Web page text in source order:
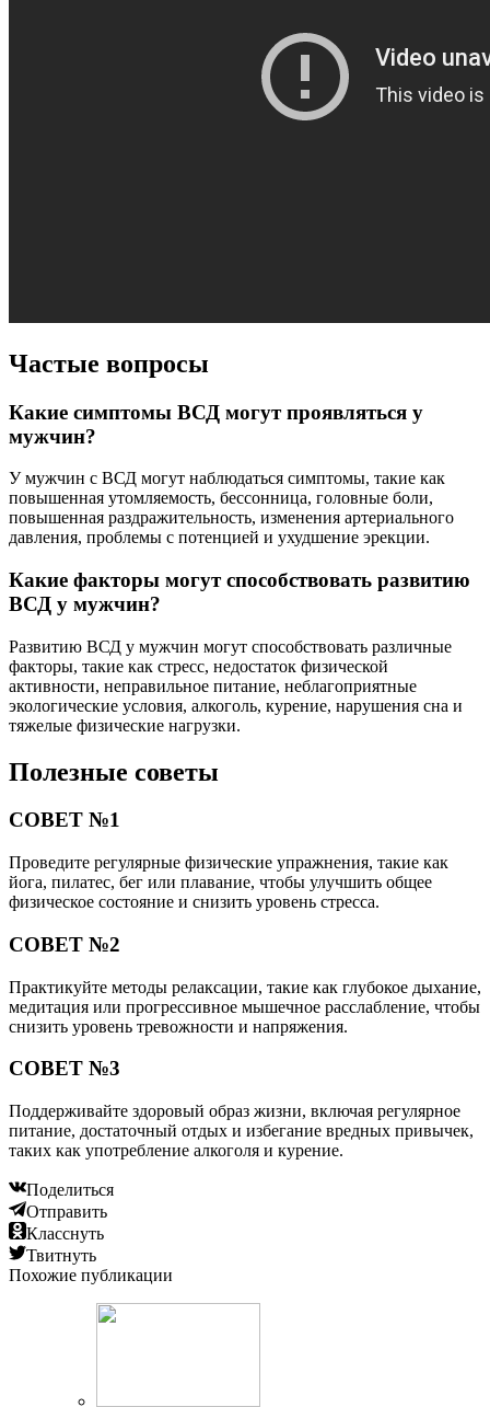
Частые вопросы
Какие симптомы ВСД могут проявляться у
мужчин?
У мужчин с ВСД могут наблюдаться симптомы, такие как
повышенная утомляемость, бессонница, головные боли,
повышенная раздражительность, изменения артериального
давления, проблемы с потенцией и ухудшение эрекции.
Какие факторы могут способствовать развитию
ВСД у мужчин?
Развитию ВСД у мужчин могут способствовать различные
факторы, такие как стресс, недостаток физической
активности, неправильное питание, неблагоприятные
экологические условия, алкоголь, курение, нарушения сна и
тяжелые физические нагрузки.
Полезные советы
СОВЕТ №1
Проведите регулярные физические упражнения, такие как
йога, пилатес, бег или плавание, чтобы улучшить общее
физическое состояние и снизить уровень стресса.
СОВЕТ №2
Практикуйте методы релаксации, такие как глубокое дыхание,
медитация или прогрессивное мышечное расслабление, чтобы
снизить уровень тревожности и напряжения.
СОВЕТ №3
Поддерживайте здоровый образ жизни, включая регулярное
питание, достаточный отдых и избегание вредных привычек,
таких как употребление алкоголя и курение.
Поделиться
Отправить
Класснуть
Твитнуть
Похожие публикации